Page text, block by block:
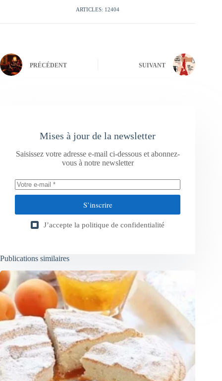
ARTICLES: 12404
PRÉCÉDENT SUIVANT
Mises à jour de la newsletter
Saisissez votre adresse e-mail ci-dessous et abonnez-
vous à notre newsletter
S’inscrire
J’accepte la politique de confidentialité
Publications similaires